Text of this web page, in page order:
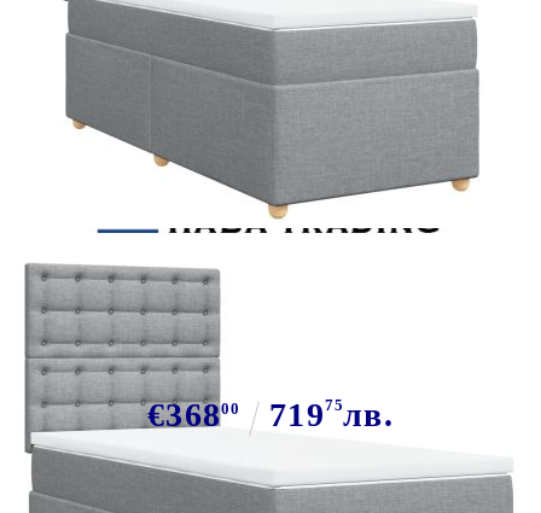
Боксспринг легло с матрак,
светлосива, 90x190 см, плат
€36800 71975лв.
В наличност: 33 бр.